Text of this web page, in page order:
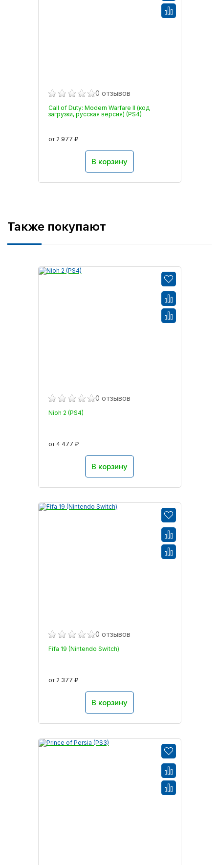
0 отзывов
Call of Duty: Modern Warfare II (код
загрузки, русская версия) (PS4)
от 2 977 ₽
В корзину
Также покупают
0 отзывов
Nioh 2 (PS4)
от 4 477 ₽
В корзину
0 отзывов
Fifa 19 (Nintendo Switch)
от 2 377 ₽
В корзину